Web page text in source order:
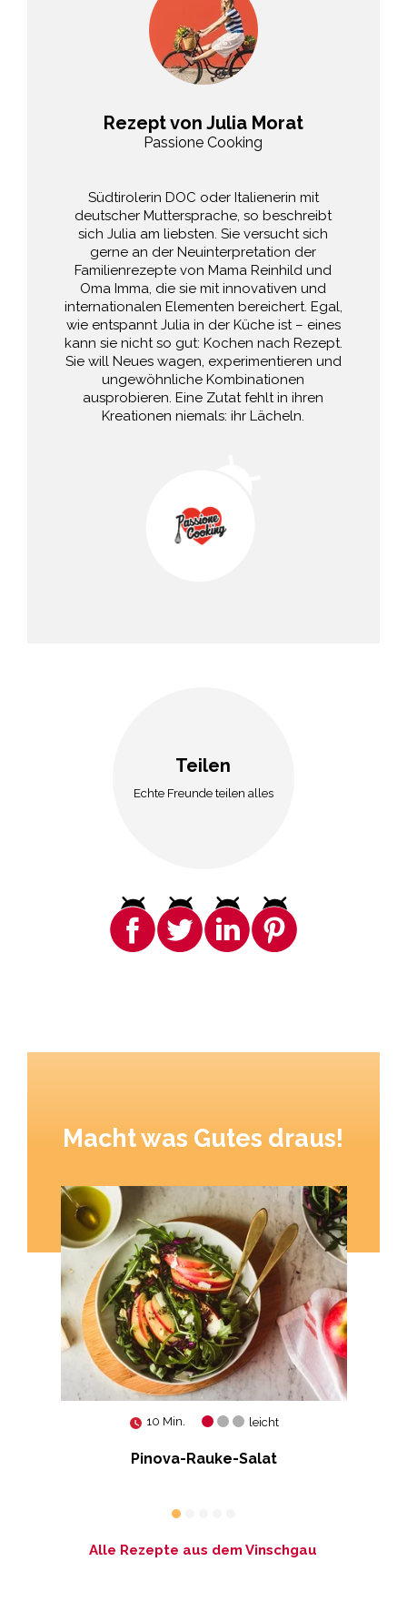
Rezept von Julia Morat
Passione Cooking
Südtirolerin DOC oder Italienerin mit
deutscher Muttersprache, so beschreibt
sich Julia am liebsten. Sie versucht sich
gerne an der Neuinterpretation der
Familienrezepte von Mama Reinhild und
Oma Imma, die sie mit innovativen und
internationalen Elementen bereichert. Egal,
wie entspannt Julia in der Küche ist – eines
kann sie nicht so gut: Kochen nach Rezept.
Sie will Neues wagen, experimentieren und
ungewöhnliche Kombinationen
ausprobieren. Eine Zutat fehlt in ihren
Kreationen niemals: ihr Lächeln.
Teilen
Echte Freunde teilen alles
Macht was Gutes draus!
10 Min. leicht
Pinova-Rauke-Salat
Alle Rezepte aus dem Vinschgau